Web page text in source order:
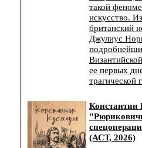
такой
искусство.
британский
Джулиус
ее первых
трагической
Константин
(АСТ, 2026)